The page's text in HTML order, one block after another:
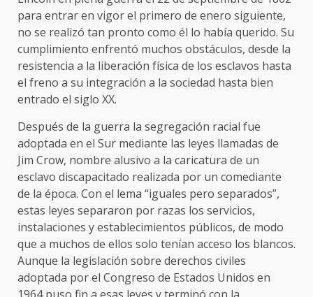
para entrar en vigor el primero de enero siguiente,
no se realizó tan pronto como él lo había querido. Su
cumplimiento enfrentó muchos obstáculos, desde la
resistencia a la liberación física de los esclavos hasta
el freno a su integración a la sociedad hasta bien
entrado el siglo XX.
Después de la guerra la segregación racial fue
adoptada en el Sur mediante las leyes llamadas de
Jim Crow, nombre alusivo a la caricatura de un
esclavo discapacitado realizada por un comediante
de la época. Con el lema “iguales pero separados”,
estas leyes separaron por razas los servicios,
instalaciones y establecimientos públicos, de modo
que a muchos de ellos solo tenían acceso los blancos.
Aunque la legislación sobre derechos civiles
adoptada por el Congreso de Estados Unidos en